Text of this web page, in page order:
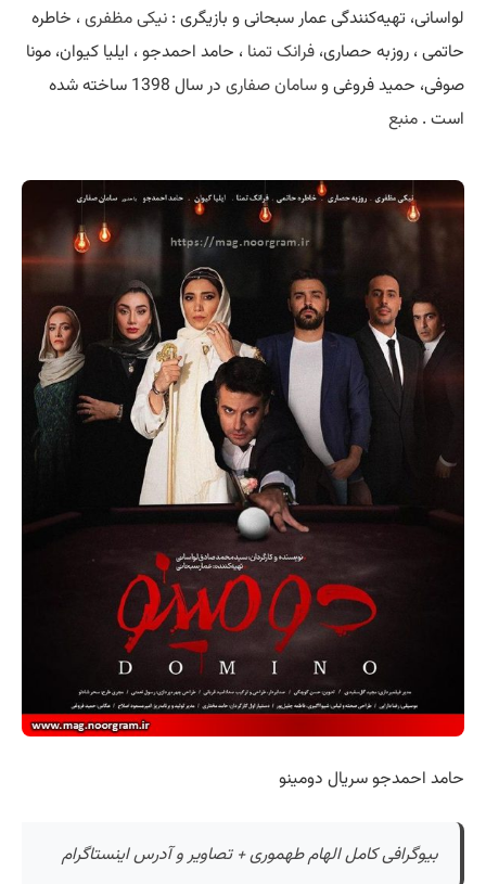
لواسانی، تهیه‌کنندگی عمار سبحانی و بازیگری : نیکی مظفری ، خاطره
حاتمی ، روزبه حصاری، فرانک تمنا ، حامد احمدجو ، ایلیا کیوان، مونا
صوفی، حمید فروغی وسامان صفاری
در سال 1398 ساخته شده
است . منبع
حامد احمدجو سریال دومینو
بیوگرافی کامل الهام طهموری + تصاویر و آدرس اینستاگرام